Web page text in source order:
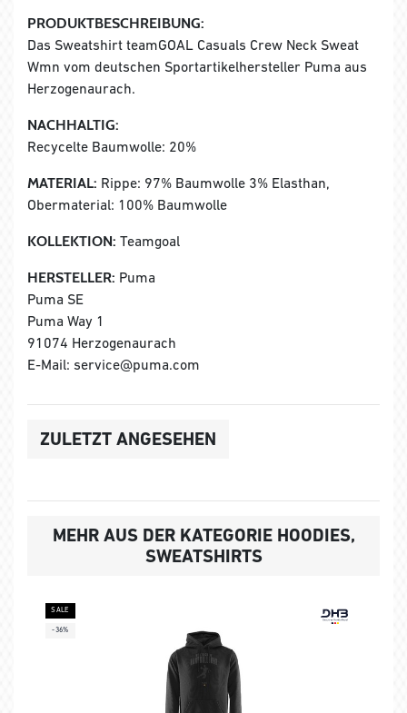
PRODUKTBESCHREIBUNG:
Das Sweatshirt teamGOAL Casuals Crew Neck Sweat
Wmn vom deutschen Sportartikelhersteller Puma aus
Herzogenaurach.
NACHHALTIG:
Recycelte Baumwolle: 20%
MATERIAL: Rippe: 97% Baumwolle 3% Elasthan,
Obermaterial: 100% Baumwolle
KOLLEKTION: Teamgoal
HERSTELLER: Puma
Puma SE
Puma Way 1
91074 Herzogenaurach
E-Mail: service@puma.com
ZULETZT ANGESEHEN
MEHR AUS DER KATEGORIE HOODIES,
SWEATSHIRTS
SALE
-36%